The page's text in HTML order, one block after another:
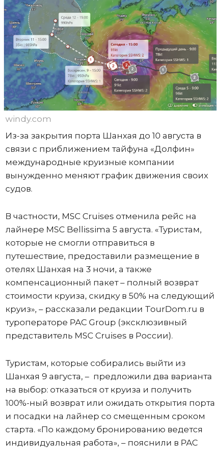
windy.com
Из-за закрытия порта Шанхая до 10 августа в
связи с приближением тайфуна «Долфин»
международные круизные компании
вынужденно меняют график движения своих
судов.
В частности, MSC Cruises отменила рейс на
лайнере MSC Bellissima 5 августа. «Туристам,
которые не смогли отправиться в
путешествие, предоставили размещение в
отелях Шанхая на 3 ночи, а также
компенсационный пакет – полный возврат
стоимости круиза, скидку в 50% на следующий
круиз», – рассказали редакции TourDom.ru в
туроператоре PAC Group (эксклюзивный
представитель MSC Cruises в России).
Туристам, которые собирались выйти из
Шанхая 9 августа, – предложили два варианта
на выбор: отказаться от круиза и получить
100%-ный возврат или ожидать открытия порта
и посадки на лайнер со смещенным сроком
старта. «По каждому бронированию ведется
индивидуальная работа», – пояснили в PAC